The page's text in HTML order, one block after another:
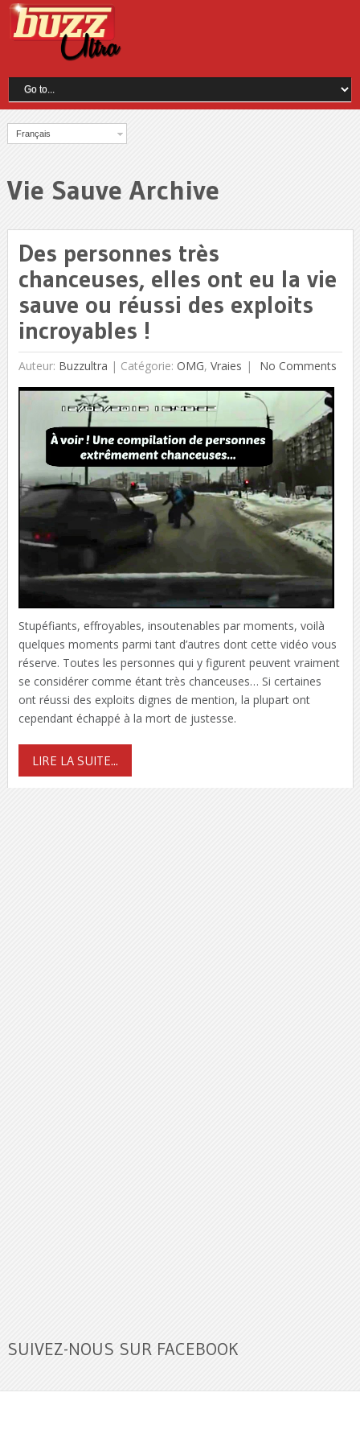
Français
Vie Sauve Archive
Des personnes très
chanceuses, elles ont eu la vie
sauve ou réussi des exploits
incroyables !
Auteur: Buzzultra | Catégorie: OMG, Vraies No Comments
Stupéfiants, effroyables, insoutenables par moments, voilà
quelques moments parmi tant d’autres dont cette vidéo vous
réserve. Toutes les personnes qui y figurent peuvent vraiment
se considérer comme étant très chanceuses… Si certaines
ont réussi des exploits dignes de mention, la plupart ont
cependant échappé à la mort de justesse.
LIRE LA SUITE...
SUIVEZ-NOUS SUR FACEBOOK